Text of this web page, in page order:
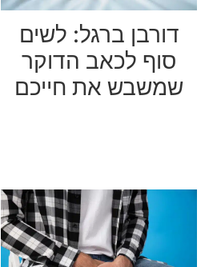
דורבן ברגל: לשים
סוף לכאב הדוקר
שמשבש את חייכם